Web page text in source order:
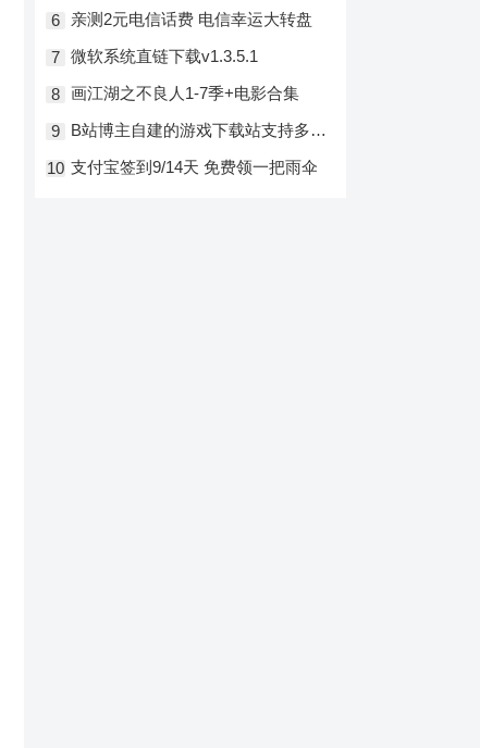
6 亲测2元电信话费 电信幸运大转盘
7 微软系统直链下载v1.3.5.1
8 画江湖之不良人1-7季+电影合集
9 B站博主自建的游戏下载站支持多个网盘
10 支付宝签到9/14天 免费领一把雨伞